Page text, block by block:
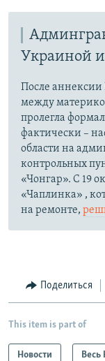
Украиной
После аннексии
между
пролегла
фактически –
области на
контрольных
«Чонгар». С 19
«Чаплинка» ,
на ремонте,
Поделиться
This item is part of
Новости